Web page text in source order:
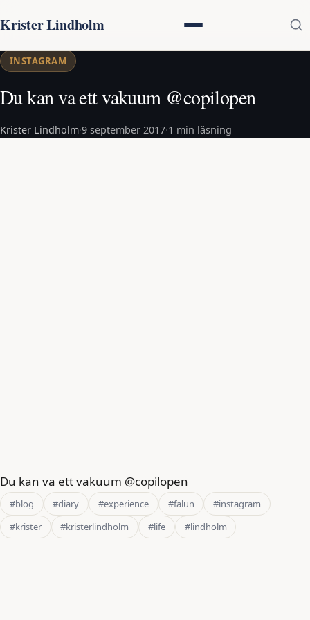
Krister Lindholm
INSTAGRAM
Du kan va ett vakuum @copilopen
Krister Lindholm·9 september 2017·1 min läsning
Du kan va ett vakuum @copilopen
#blog #diary #experience #falun
#instagram
#krister
#kristerlindholm #life #lindholm